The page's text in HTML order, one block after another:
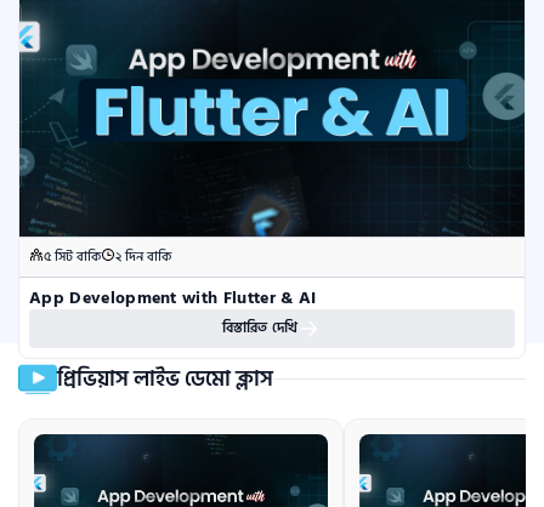
৫ সিট বাকি ২ দিন বাকি
App Development with Flutter & AI
বিস্তারিত দেখি
প্রিভিয়াস লাইভ ডেমো ক্লাস